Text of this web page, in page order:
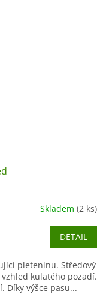
Skladem (2 ks)
DETAIL
pleteninu. Středový
kulatého pozadí.
Díky výšce pasu...